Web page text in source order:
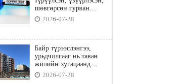
шөвгөрсөн гурван
бөхөөс допинг илэрчээ
2026-07-28
Байр түрээслэнгээ,
урьдчилгааг нь таван
жилийн хугацаанд
төлбөл орон сууцны
зээлд хамрагдана
2026-07-28